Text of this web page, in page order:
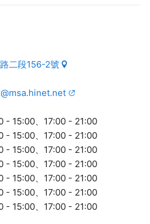
二段156-2號
- 15:00、17:00 - 21:00
- 15:00、17:00 - 21:00
- 15:00、17:00 - 21:00
- 15:00、17:00 - 21:00
- 15:00、17:00 - 21:00
- 15:00、17:00 - 21:00
- 15:00、17:00 - 21:00